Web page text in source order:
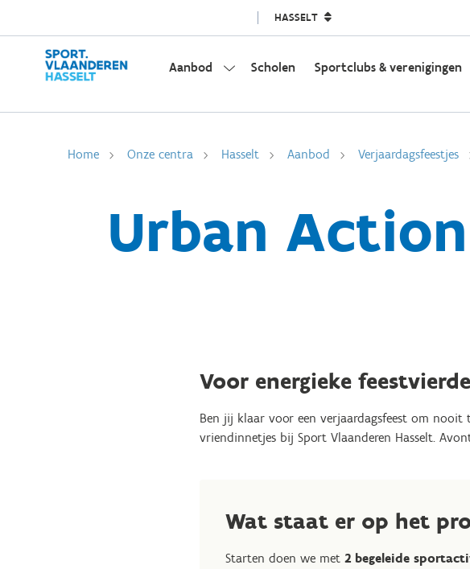
HASSELT
Aanbod Scholen Sportclubs & verenigingen
Home Onze centra Hasselt Aanbod Verjaardagsfeestjes
Urban
Voor energieke
Ben jij klaar voor een verjaardagsfeest om nooit
vriendinnetjes bij Sport Vlaanderen Hasselt.
Wat staat er op het
Starten doen we met 2 begeleide